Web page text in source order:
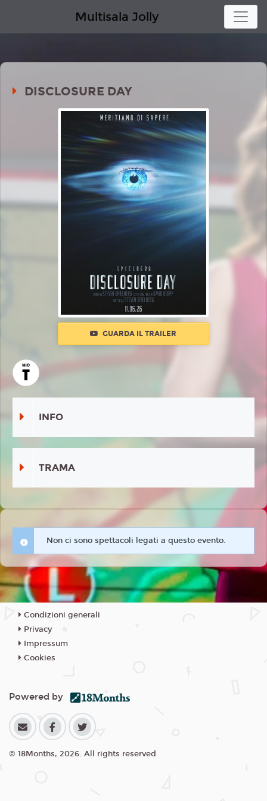
Multisala Jolly
DISCLOSURE DAY
GUARDA IL TRAILER
INFO
TRAMA
Non ci sono spettacoli legati a questo evento.
Condizioni generali
Privacy
Impressum
Cookies
Powered by
© 18Months, 2026. All rights reserved